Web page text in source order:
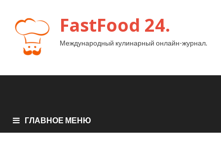
FastFood 24.
Международный кулинарный онлайн-журнал.
ГЛАВНОЕ МЕНЮ